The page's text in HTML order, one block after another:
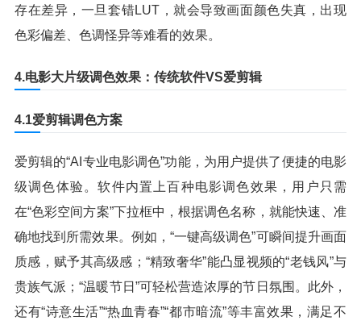
存在差异，一旦套错LUT，就会导致画面颜色失真，出现
色彩偏差、色调怪异等难看的效果。
4.电影大片级调色效果：传统软件VS爱剪辑
4.1爱剪辑调色方案
爱剪辑的“AI专业电影调色”功能，为用户提供了便捷的电影
级调色体验。软件内置上百种电影调色效果，用户只需
在“色彩空间方案”下拉框中，根据调色名称，就能快速、准
确地找到所需效果。例如，“一键高级调色”可瞬间提升画面
质感，赋予其高级感；“精致奢华”能凸显视频的“老钱风”与
贵族气派；“温暖节日”可轻松营造浓厚的节日氛围。此外，
还有“诗意生活”“热血青春”“都市暗流”等丰富效果，满足不